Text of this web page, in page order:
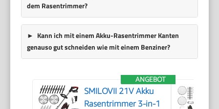
dem Rasentrimmer?
Kann ich mit einem Akku-Rasentrimmer Kanten
genauso gut schneiden wie mit einem Benziner?
ANGEBOT
SMILOVII 21V Akku
Rasentrimmer 3-in-1